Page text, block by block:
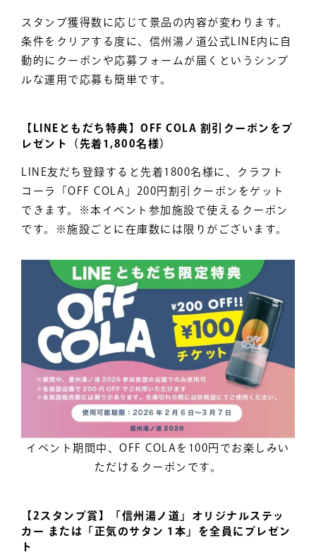
スタンプ獲得数に応じて景品の内容が変わります。
条件をクリアする度に、信州湯ノ道公式LINE内に自
動的にクーポンや応募フォームが届くというシンプ
ルな運用で応募も簡単です。
【LINEともだち特典】OFF COLA 割引クーポンをプ
レゼント（先着1,800名様）
LINE友だち登録すると先着1800名様に、クラフト
コーラ「OFF COLA」200円割引クーポンをゲット
できます。※本イベント参加施設で使えるクーポン
です。※施設ごとに在庫数には限りがございます。
イベント期間中、OFF COLAを100円でお楽しみい
ただけるクーポンです。
【2スタンプ賞】「信州湯ノ道」オリジナルステッ
カー または「正気のサタン 1本」を全員にプレゼン
ト